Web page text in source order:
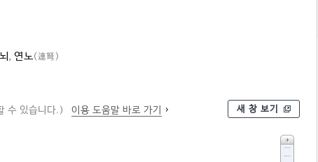
, 연노(連弩)
수 있습니다.) 이용 도움말 바로 가기 새 창 보기